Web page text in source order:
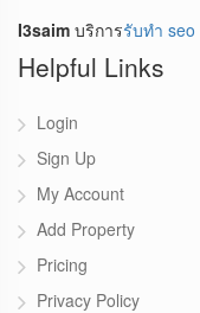
I3saim บริการรับทำ seo
Helpful Links
Login
Sign Up
My Account
Add Property
Pricing
Privacy Policy